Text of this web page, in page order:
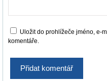
Uložit do prohlížeče jméno, e-
komentáře.